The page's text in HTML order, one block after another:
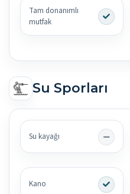
Tam donanımlı
mutfak
Su Sporları
Su kayağı
Kano